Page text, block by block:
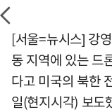
[서울=뉴시스] 강
동 지역에 있는 드
다고 미국의 북한
일(현지시각) 보도